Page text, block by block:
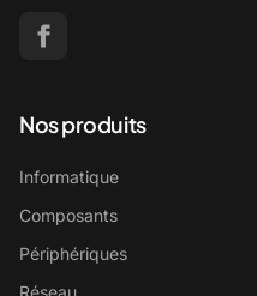
Nos produits
Informatique
Composants
Périphériques
Réseau